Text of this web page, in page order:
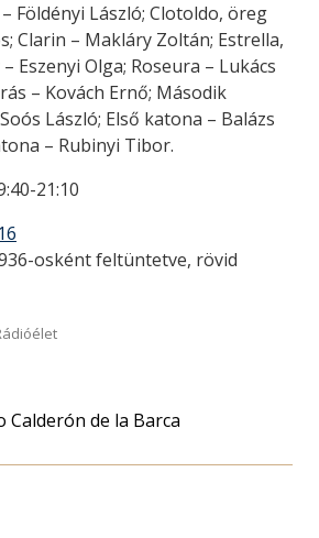
Földényi László; Clotoldo, öreg
Clarin – Makláry Zoltán; Estrella,
Eszenyi Olga; Roseura – Lukács
– Kovách Ernő; Második
László; Első katona – Balázs
– Rubinyi Tibor.
21:10
osként feltüntetve, rövid
Calderón de la Barca